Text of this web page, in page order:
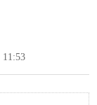
11:53